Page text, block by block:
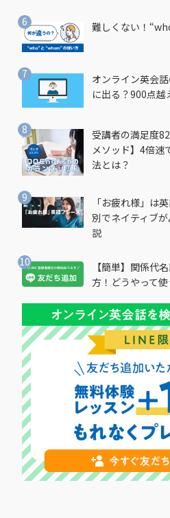
難しくない！
オンライン英会
に出る？900点
受講者の満足度
メソッド】4倍速
法とは？
「お疲れ様」は
別でネイティブ
説
【簡単】関係代
方！どうやって使